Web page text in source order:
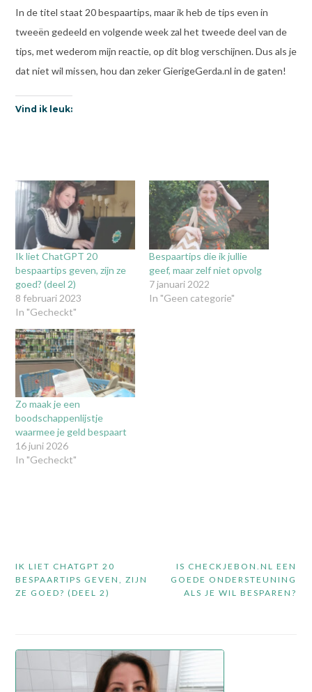
In de titel staat 20 bespaartips, maar ik heb de tips even in
tweeën gedeeld en volgende week zal het tweede deel van de
tips, met wederom mijn reactie, op dit blog verschijnen. Dus als je
dat niet wil missen, hou dan zeker GierigeGerda.nl in de gaten!
Vind ik leuk:
Ik liet ChatGPT 20
bespaartips geven, zijn ze
goed? (deel 2)
8 februari 2023
In "Gecheckt"
Bespaartips die ik jullie
geef, maar zelf niet opvolg
7 januari 2022
In "Geen categorie"
Zo maak je een
boodschappenlijstje
waarmee je geld bespaart
16 juni 2026
In "Gecheckt"
navigatie
IS CHECKJEBON.NL EEN
GOEDE ONDERSTEUNING
ALS JE WIL BESPAREN?
IK LIET CHATGPT 20
BESPAARTIPS GEVEN, ZIJN
ZE GOED? (DEEL 2)